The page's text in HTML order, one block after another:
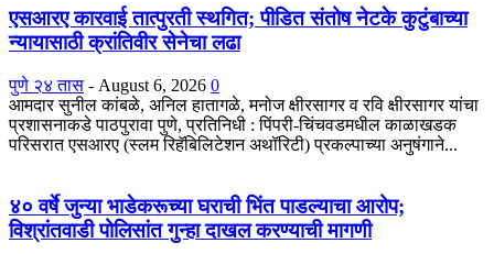
एसआरए कारवाई तात्पुरती स्थगित; पीडित संतोष नेटके कुटुंबाच्या
न्यायासाठी क्रांतिवीर सेनेचा लढा
पुणे २४ तास - August 6, 2026 0
आमदार सुनील कांबळे, अनिल हातागळे, मनोज क्षीरसागर व रवि क्षीरसागर यांचा
प्रशासनाकडे पाठपुरावा पुणे, प्रतिनिधी : पिंपरी-चिंचवडमधील काळाखडक
परिसरात एसआरए (स्लम रिहॅबिलिटेशन अथॉरिटी) प्रकल्पाच्या अनुषंगाने...
४० वर्षे जुन्या भाडेकरूच्या घराची भिंत पाडल्याचा आरोप;
विश्रांतवाडी पोलिसांत गुन्हा दाखल करण्याची मागणी